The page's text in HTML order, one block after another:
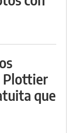
Plottier
que